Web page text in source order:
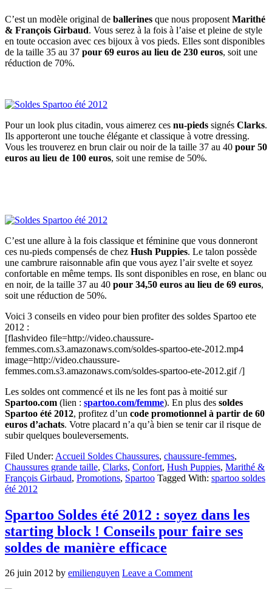
C’est un modèle original de ballerines que nous proposent Marithé
& François Girbaud. Vous serez à la fois à l’aise et pleine de style
en toute occasion avec ces bijoux à vos pieds. Elles sont disponibles
de la taille 35 au 37 pour 69 euros au lieu de 230 euros, soit une
réduction de 70%.
Pour un look plus citadin, vous aimerez ces nu-pieds signés Clarks.
Ils apporteront une touche élégante et classique à votre dressing.
Vous les trouverez en brun clair ou noir de la taille 37 au 40 pour 50
euros au lieu de 100 euros, soit une remise de 50%.
C’est une allure à la fois classique et féminine que vous donneront
ces nu-pieds compensés de chez Hush Puppies. Le talon possède
une cambrure raisonnable afin que vous ayez l’air svelte et soyez
confortable en même temps. Ils sont disponibles en rose, en blanc ou
en noir, de la taille 37 au 40 pour 34,50 euros au lieu de 69 euros,
soit une réduction de 50%.
Voici 3 conseils en video pour bien profiter des soldes Spartoo ete
2012 :
[flashvideo file=http://video.chaussure-
femmes.com.s3.amazonaws.com/soldes-spartoo-ete-2012.mp4
image=http://video.chaussure-
femmes.com.s3.amazonaws.com/soldes-spartoo-ete-2012.gif /]
Les soldes ont commencé et ils ne les font pas à moitié sur
Spartoo.com (lien : spartoo.com/femme). En plus des soldes
Spartoo été 2012, profitez d’un code promotionnel à partir de 60
euros d’achats. Votre placard n’a qu’à bien se tenir car il risque de
subir quelques bouleversements.
Filed Under: Accueil Soldes Chaussures, chaussure-femmes,
Chaussures grande taille, Clarks, Confort, Hush Puppies, Marithé &
François Girbaud, Promotions, Spartoo Tagged With: spartoo soldes
été 2012
Spartoo Soldes été 2012 : soyez dans les
starting block ! Conseils pour faire ses
soldes de manière efficace
26 juin 2012 by emilienguyen Leave a Comment